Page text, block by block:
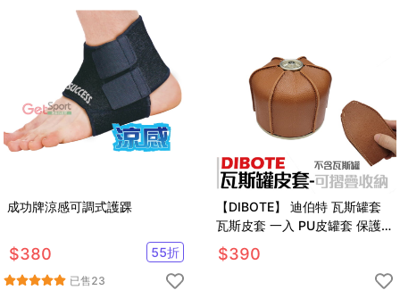
成功牌涼感可調式護踝
$380 55折
已售23
【DIBOTE】 迪伯特 瓦斯罐套
瓦斯皮套 一入 PU皮罐套 保護
罩 保護套
$390